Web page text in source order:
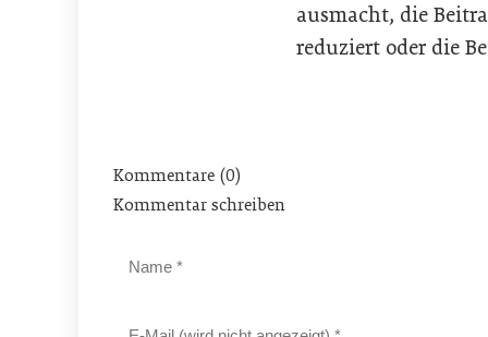
ausmacht, die
reduziert oder die
Kommentare (0)
Kommentar schreiben